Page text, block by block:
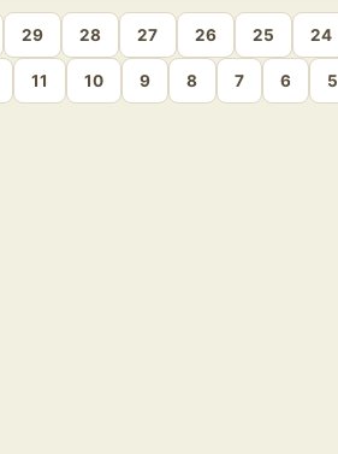
29 28 27 26 25 24
11 10 9 8 7 6 5